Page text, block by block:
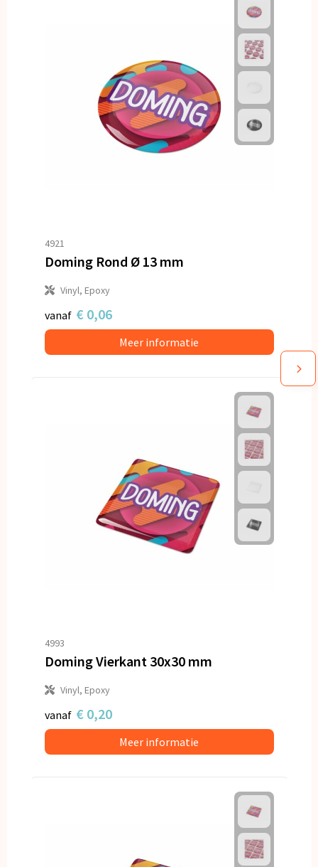
4921
Doming Rond Ø 13 mm
Vinyl, Epoxy
vanaf € 0,06
Meer informatie
4993
Doming Vierkant 30x30 mm
Vinyl, Epoxy
vanaf € 0,20
Meer informatie